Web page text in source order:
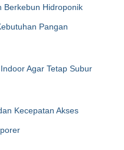
Berkebun Hidroponik
Pangan
Agar Tetap Subur
Kecepatan Akses